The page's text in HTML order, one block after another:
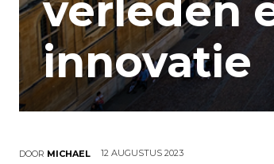
verleden
innovatie
DOOR MICHAEL 12 AUGUSTUS 2023